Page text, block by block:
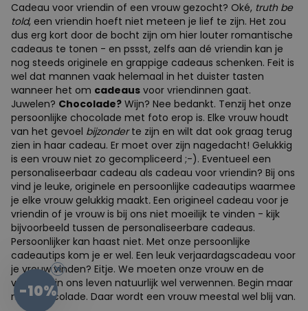
Cadeau voor vriendin of een vrouw gezocht? Oké, truth be
told, een vriendin hoeft niet meteen je lief te zijn. Het zou
dus erg kort door de bocht zijn om hier louter romantische
cadeaus te tonen - en pssst, zelfs aan dé vriendin kan je
nog steeds originele en grappige cadeaus schenken. Feit is
wel dat mannen vaak helemaal in het duister tasten
wanneer het om cadeaus voor vriendinnen gaat.
Juwelen? Chocolade? Wijn? Nee bedankt. Tenzij het onze
persoonlijke chocolade met foto erop is. Elke vrouw houdt
van het gevoel bijzonderte zijn en wilt dat ook graag terug
zien in haar cadeau. Er moet over zijn nagedacht! Gelukkig
is een vrouw niet zo gecompliceerd ;-). Eventueel een
personaliseerbaar cadeau als cadeau voor vriendin? Bij ons
vind je leuke, originele en persoonlijke cadeautips waarmee
je elke vrouw gelukkig maakt. Een origineel cadeau voor je
vriendin of je vrouw is bij ons niet moeilijk te vinden - kijk
bijvoorbeeld tussen de personaliseerbare cadeaus.
Persoonlijker kan haast niet. Met onze persoonlijke
cadeautips kom je er wel. Een leuk verjaardagscadeau voor
je vrouw vinden? Eitje. We moeten onze vrouw en de
vrouwen in ons leven natuurlijk wel verwennen. Begin maar
met chocolade. Daar wordt een vrouw meestal wel blij van.
-10%